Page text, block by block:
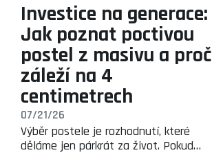
Investice na generace:
Jak poznat poctivou
postel z masivu a proč
záleží na 4
centimetrech
07/21/26
Výběr postele je rozhodnutí, které
děláme jen párkrát za život. Pokud…